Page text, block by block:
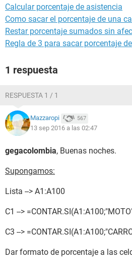
Calcular porcentaje de asistencia
Como sacar el porcentaje de una
Restar porcentaje sumados sin
Regla de 3 para sacar porcentaje
1 respuesta
RESPUESTA 1 / 1
Mazzaropi 567
13 sep 2016 a las 02:47
gegacolombia, Buenas noches.
Supongamos:
Lista --> A1:A100
C1 -->
C3 -->
Dar formato de porcentaje a las